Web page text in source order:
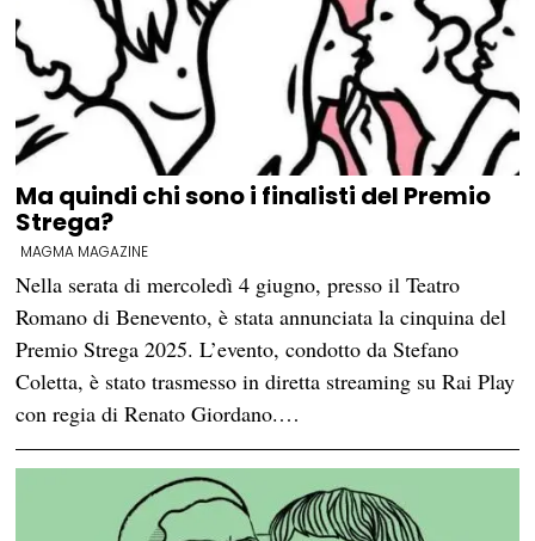
Ma quindi chi sono i finalisti del Premio
Strega?
MAGMA MAGAZINE
Nella serata di mercoledì 4 giugno, presso il Teatro
Romano di Benevento, è stata annunciata la cinquina del
Premio Strega 2025. L’evento, condotto da Stefano
Coletta, è stato trasmesso in diretta streaming su Rai Play
con regia di Renato Giordano.…